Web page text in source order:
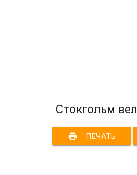
Стокгольм
print ПЕЧАТЬ